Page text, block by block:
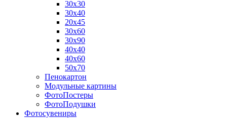
30х30
30х40
20х45
30х60
30х90
40х40
40х60
50х70
Пенокартон
Модульные картины
ФотоПостеры
ФотоПодушки
Фотоcувениры